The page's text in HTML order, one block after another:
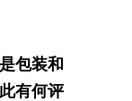
包装和
有何评